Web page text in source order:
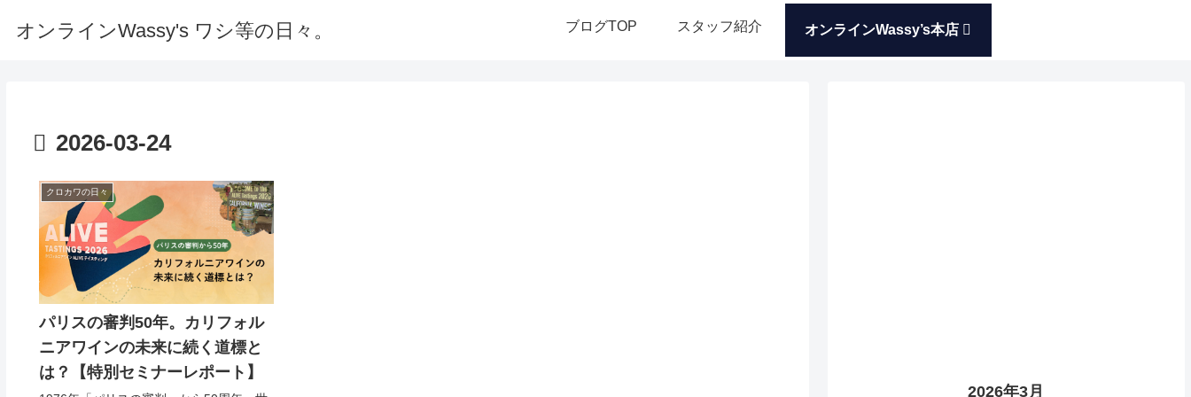
オンラインWassy's ワシ等の日々。 ブログTOP スタッフ紹介 オンラインWassy’s本店
2026-03-24
クロカワの日々
パリスの審判50年。カリフォル
ニアワインの未来に続く道標と
は？【特別セミナーレポート】
2026年3月